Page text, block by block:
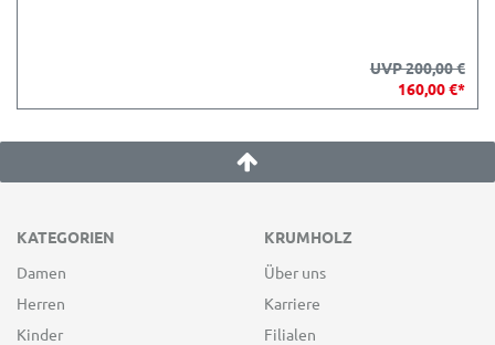
UVP 200,00 €
160,00 €*
KATEGORIEN
Damen
Herren
Kinder
KRUMHOLZ
Über uns
Karriere
Filialen